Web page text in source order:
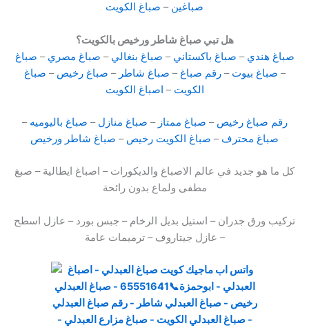
صباغين – صباغ الكويت
هل تبي صباغ شاطر ورخيص بالكويت؟
صباغ هندي – صباغ باكستاني – صباغ بنغالي – صباغ مصري – صباغ
– صباغ بيوت –رقم صباغ – صباغ شاطر – صباغ رخيص – صباغ
الكويت – اصباغ الكويت
رقم صباغ رخيص – صباغ ممتاز – صباغ منازل – صباغ باليوميه –
صباغ محترف – صباغ الكويت رخيص – صباغ شاطر ورخيص
كل ما هو جديد في عالم الاصباغ والديكورات – اصباغ ايطالية – صبغ
مطفى ولماع بدون رائحة
تركيب ورق جدران – استيل بديل الرخام – جبس بورد – عازل اسطح
– عازل جيتاروف – ترميمات عامة